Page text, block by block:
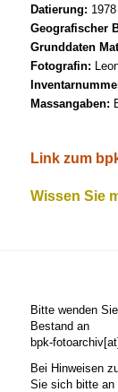
Datierung: 1978
Geografischer
Grunddaten
Fotografin:
Massangaben:
Link zum
Wissen Sie
Bitte wenden
Bestand an
bpk-
Bei Hinweisen
Sie sich bitte an